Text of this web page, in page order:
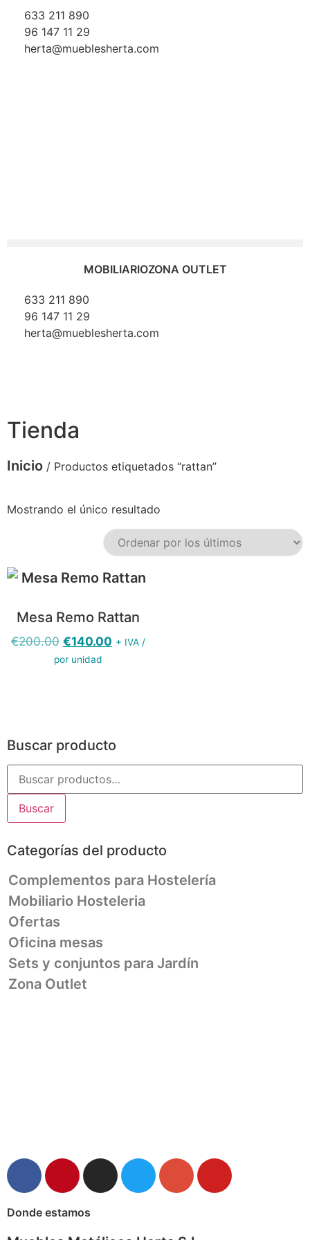
633 211 890
96 147 11 29
herta@mueblesherta.com
MOBILIARIOZONA OUTLET
633 211 890
96 147 11 29
herta@mueblesherta.com
Tienda
Inicio / Productos etiquetados “rattan”
Buscar producto
Buscar
Categorías del producto
Complementos para Hostelería
Mobiliario Hosteleria
Ofertas
Oficina mesas
Sets y conjuntos para Jardín
Zona Outlet
Mostrando el único resultado
Mesa Remo Rattan
€200.00 €140.00 + IVA /
por unidad
Donde estamos